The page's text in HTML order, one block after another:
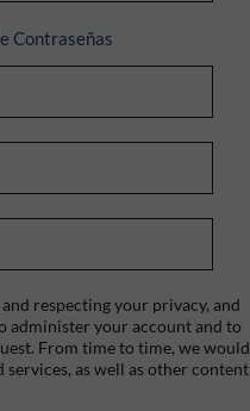
Contraseñas
respecting your privacy, and
administer your account and to
From time to time, we would
as well as other content